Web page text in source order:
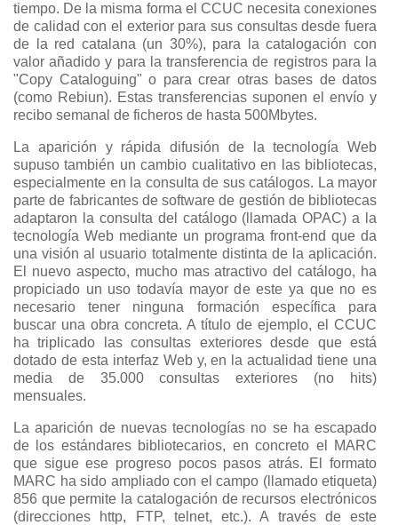
tiempo. De la misma forma el CCUC necesita conexiones
de calidad con el exterior para sus consultas desde fuera
de la red catalana (un 30%), para la catalogación con
valor añadido y para la transferencia de registros para la
"Copy Cataloguing" o para crear otras bases de datos
(como Rebiun). Estas transferencias suponen el envío y
recibo semanal de ficheros de hasta 500Mbytes.
La aparición y rápida difusión de la tecnología Web
supuso también un cambio cualitativo en las bibliotecas,
especialmente en la consulta de sus catálogos. La mayor
parte de fabricantes de software de gestión de bibliotecas
adaptaron la consulta del catálogo (llamada OPAC) a la
tecnología Web mediante un programa front-end que da
una visión al usuario totalmente distinta de la aplicación.
El nuevo aspecto, mucho mas atractivo del catálogo, ha
propiciado un uso todavía mayor de este ya que no es
necesario tener ninguna formación específica para
buscar una obra concreta. A título de ejemplo, el CCUC
ha triplicado las consultas exteriores desde que está
dotado de esta interfaz Web y, en la actualidad tiene una
media de 35.000 consultas exteriores (no hits)
mensuales.
La aparición de nuevas tecnologías no se ha escapado
de los estándares bibliotecarios, en concreto el MARC
que sigue ese progreso pocos pasos atrás. El formato
MARC ha sido ampliado con el campo (llamado etiqueta)
856 que permite la catalogación de recursos electrónicos
(direcciones http, FTP, telnet, etc.). A través de este